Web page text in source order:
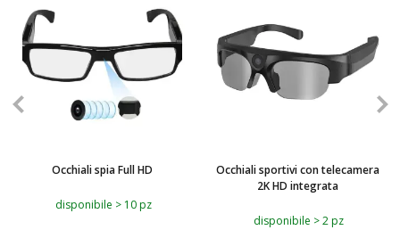
Occhiali spia Full HD
disponibile > 10 pz
Occhiali sportivi con telecamera
2K HD integrata
disponibile > 2 pz